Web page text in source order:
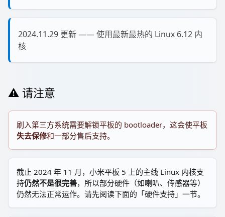
2024.11.29 更新 —— 使用最新最热的 Linux 6.12 内
核
⚠️ 请注意
刷入第三方系统需要解锁平板的 bootloader，这会使平板
失去保修和一部分售后支持。
截止 2024 年 11 月，小米平板 5 上的主线 Linux 内核支
持仍然不是很完善，所以部分硬件（如喇叭、传感器等）
仍然无法正常运作。请先阅读下面的「硬件支持」一节。